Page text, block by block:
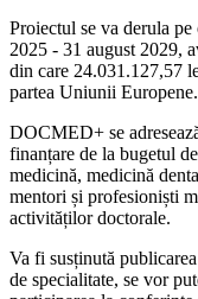
Proiectul se va derula
2025 - 31 august 2029,
din care 24.031.127,57
partea Uniunii Europene.
DOCMED+ se
finanțare de la bugetul
medicină, medicină
mentori și profesioniști
activităților doctorale.
Va fi susținută
de specialitate, se vor